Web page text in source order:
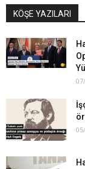
KÖŞE YAZILARI